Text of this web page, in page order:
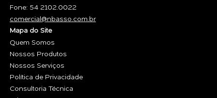
Fone: 54 2102.0022
comercial@nbasso.com.br
Mapa do Site
Quem Somos
Nossos Produtos
Nossos Serviços
Política de Privacidade
Consultoria Técnica